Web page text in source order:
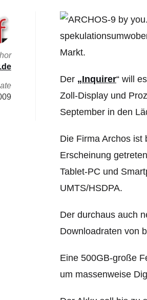
Markt.
Der „Inquirer“ will
Zoll-Display und
September in den
Die Firma Archos ist
Erscheinung
Tablet-PC und
UMTS/HSDPA.
Der durchaus auch
Downloadraten von
Eine 500GB-große
um massenweise